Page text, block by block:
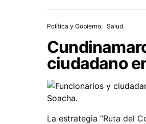
Política y Gobierno Salud
ciudadano
La estrategia “Ruta del